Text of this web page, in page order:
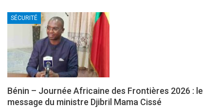
SÉCURITÉ
Bénin – Journée Africaine des Frontières 2026 : le
message du ministre Djibril Mama Cissé